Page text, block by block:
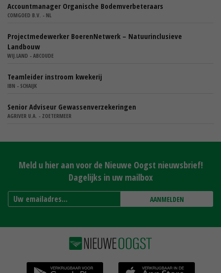
Accountmanager Organische Bodemverbeteraars
COMGOED B.V. - NL
Projectmedewerker BoerenNetwerk – Natuurinclusieve
Landbouw
WIJ.LAND - ABCOUDE
Teamleider instroom kwekerij
IBN - SCHAIJK
Senior Adviseur Gewassenverzekeringen
AGRIVER U.A. - ZOETERMEER
Meld u hier aan voor de Nieuwe Oogst nieuwsbrief!
Dagelijks in uw mailbox
AANMELDEN